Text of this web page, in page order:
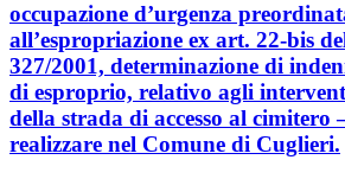
occupazione d’urgenza
all’espropriazione ex art. 22-bis
327/2001, determinazione di
di esproprio, relativo agli
della strada di accesso al cimitero
realizzare nel Comune di Cuglieri.